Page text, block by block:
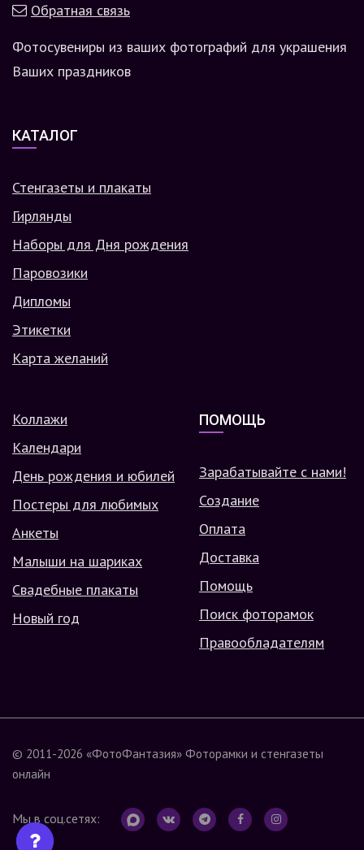
Обратная связь
Фотосувениры из ваших фотографий для украшения
Ваших праздников
КАТАЛОГ
Стенгазеты и плакаты
Гирлянды
Наборы для Дня рождения
Паровозики
Дипломы
Этикетки
Карта желаний
Коллажи
Календари
День рождения и юбилей
Постеры для любимых
Анкеты
Малыши на шариках
Свадебные плакаты
Новый год
ПОМОЩЬ
Зарабатывайте с нами!
Создание
Оплата
Доставка
Помощь
Поиск фоторамок
Правообладателям
© 2011-2026 «ФотоФантазия» Фоторамки и стенгазеты
онлайн
Мы в соц.сетях: